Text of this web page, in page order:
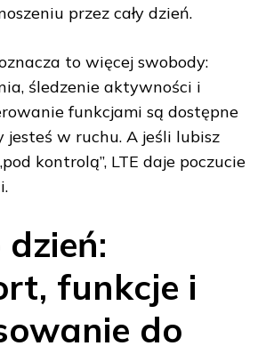
przez cały dzień.
to więcej swobody:
śledzenie aktywności i
funkcjami są dostępne
jesteś w ruchu. A jeśli lubisz
kontrolą”, LTE daje poczucie
funkcje i
do